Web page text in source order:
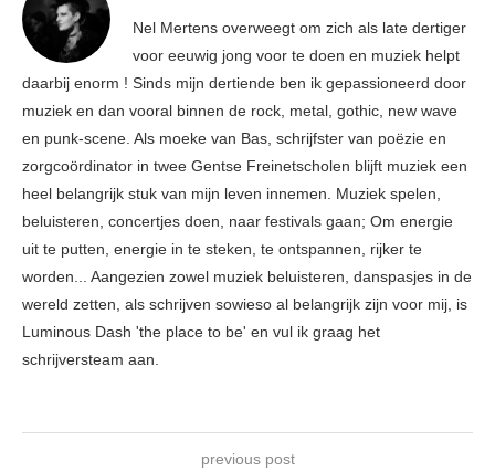
Nel Mertens overweegt om zich als late dertiger
voor eeuwig jong voor te doen en muziek helpt
daarbij enorm ! Sinds mijn dertiende ben ik gepassioneerd door
muziek en dan vooral binnen de rock, metal, gothic, new wave
en punk-scene. Als moeke van Bas, schrijfster van poëzie en
zorgcoördinator in twee Gentse Freinetscholen blijft muziek een
heel belangrijk stuk van mijn leven innemen. Muziek spelen,
beluisteren, concertjes doen, naar festivals gaan; Om energie
uit te putten, energie in te steken, te ontspannen, rijker te
worden... Aangezien zowel muziek beluisteren, danspasjes in de
wereld zetten, als schrijven sowieso al belangrijk zijn voor mij, is
Luminous Dash 'the place to be' en vul ik graag het
schrijversteam aan.
previous post